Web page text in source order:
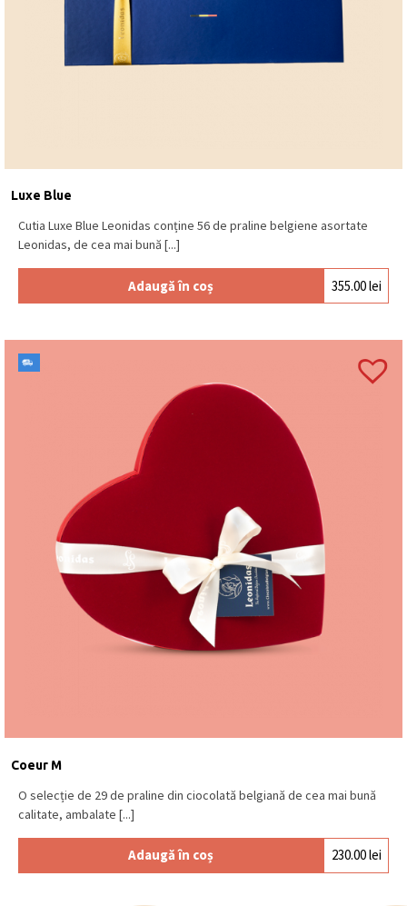
Luxe Blue
Cutia Luxe Blue Leonidas conține 56 de praline belgiene asortate
Leonidas, de cea mai bună [...]
Adaugă în coș 355.00lei
Coeur M
O selecție de 29 de praline din ciocolată belgiană de cea mai bună
calitate, ambalate [...]
Adaugă în coș 230.00lei